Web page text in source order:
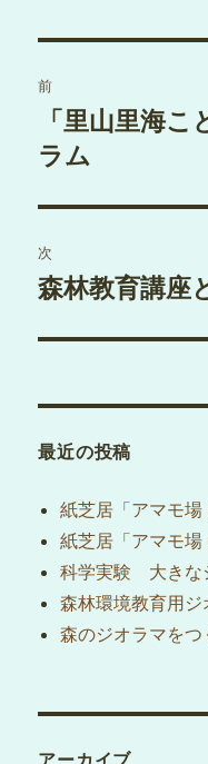
稿
ナ
ビ
ゲ
ー
シ
ン
前
過
去
投
稿:
「里山里海
ラム
次
次
投
森林教育講座
最近の投稿
紙芝居「アマモ
紙芝居「アマモ
科学実験 大きな
森林環境教育用
森のジオラマをつ